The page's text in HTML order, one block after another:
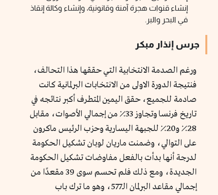
إنشاء قنوات هجرة آمنة وقانونية، وإنشاء وكالة إنقاذ
في البحر والبر.
جرس إنذار مبكر
ورغم الصدمة الانتخابية التي حققها هذا التحالف،
فنتيجة الدورة الاولى من الانتخابات البرلمانية كانت
صادمة للجميع، حقق اليمين المتطرف أكبر نتائجه في
تاريخ فرنسا وتجاوز 33٪ من إجمالي الأصوات، مقابل
28٪؜ و20٪ للجبهة اليسارية وحزب الرئيس ماكرون
على التوالي، وضمنت ماريان لوبان تشكيل الحكومة
لدرجة أنها بدأت بالفعل مفاوضات تشكيل الحكومة
الجديدة، ومع ذلك فلم تحسم سوى 39 مقعدًا من
إجمالي مقاعد البرلمان الـ577، وهو ما ترك باب